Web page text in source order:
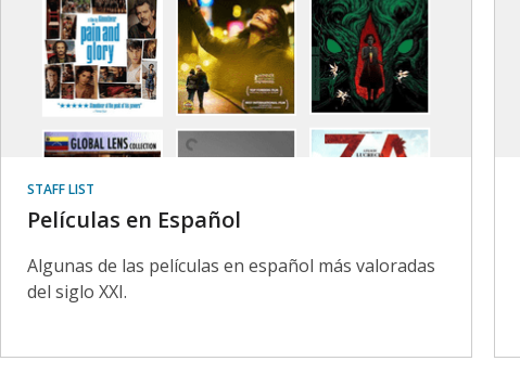
STAFF LIST
Películas en Español
Algunas de las películas en español más valoradas
del siglo XXI.